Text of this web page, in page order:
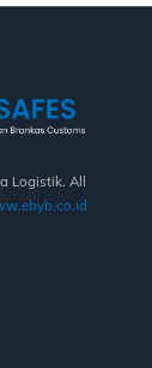
Logistik. All